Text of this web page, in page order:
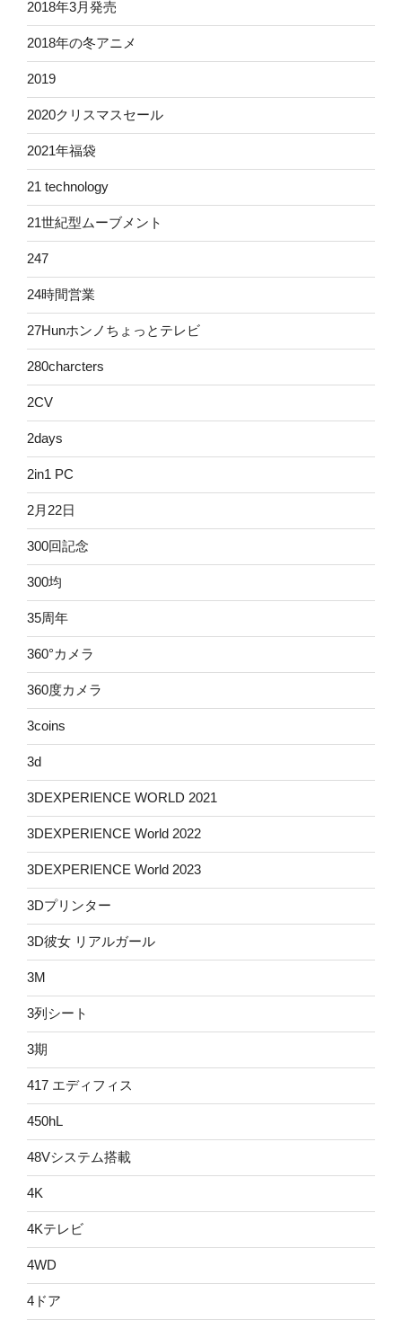
2018年3月発売
2018年の冬アニメ
2019
2020クリスマスセール
2021年福袋
21 technology
21世紀型ムーブメント
247
24時間営業
27Hunホンノちょっとテレビ
280charcters
2CV
2days
2in1 PC
2月22日
300回記念
300均
35周年
360°カメラ
360度カメラ
3coins
3d
3DEXPERIENCE WORLD 2021
3DEXPERIENCE World 2022
3DEXPERIENCE World 2023
3Dプリンター
3D彼女 リアルガール
3M
3列シート
3期
417 エディフィス
450hL
48Vシステム搭載
4K
4Kテレビ
4WD
4ドア